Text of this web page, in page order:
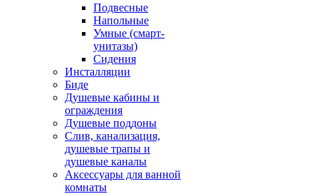
Подвесные
Напольные
Умные (смарт-
унитазы)
Сидения
Инсталляции
Биде
Душевые кабины и
ограждения
Душевые поддоны
Слив, канализация,
душевые трапы и
душевые каналы
Аксессуары для ванной
комнаты